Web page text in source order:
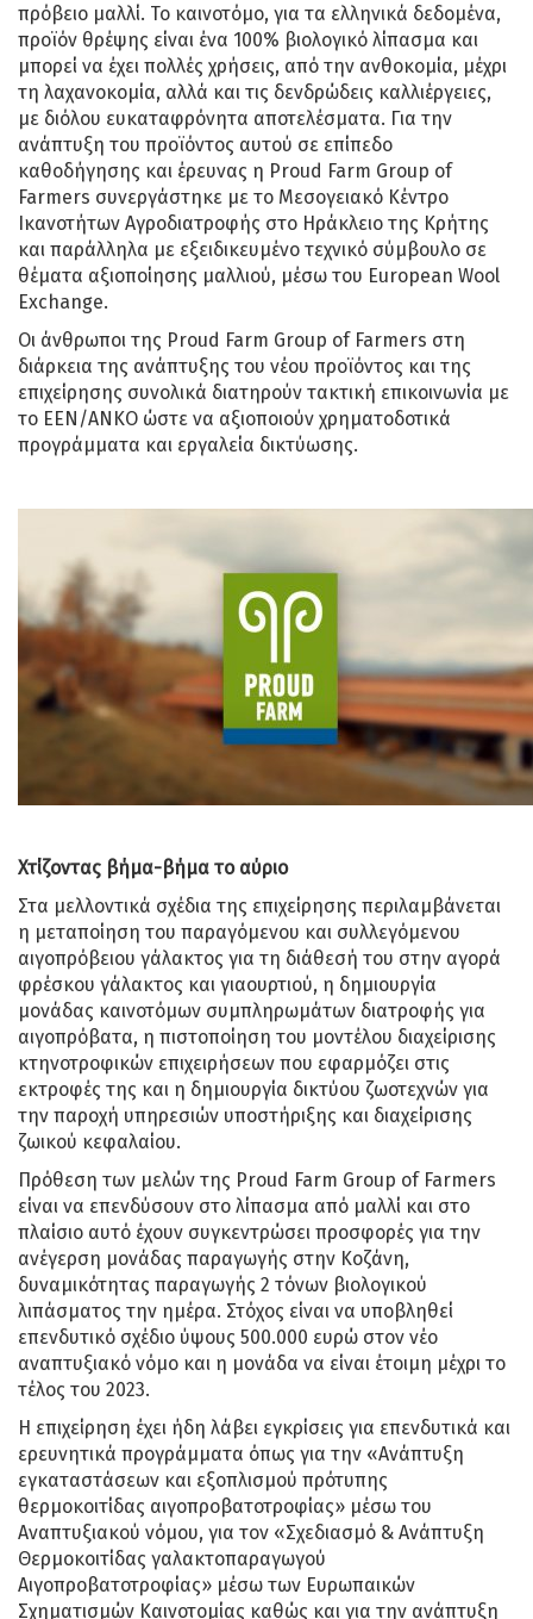
πρόβειο μαλλί. Το καινοτόµο, για τα ελληνικά δεδοµένα,
προϊόν θρέψης είναι ένα 100% βιολογικό λίπασµα και
µπορεί να έχει πολλές χρήσεις, από την ανθοκοµία, µέχρι
τη λαχανοκοµία, αλλά και τις δενδρώδεις καλλιέργειες,
µε διόλου ευκαταφρόνητα αποτελέσµατα. Για την
ανάπτυξη του προϊόντος αυτού σε επίπεδο
καθοδήγησης και έρευνας η Proud Farm Group of
Farmers συνεργάστηκε µε το Μεσογειακό Κέντρο
Ικανοτήτων Αγροδιατροφής στο Ηράκλειο της Κρήτης
και παράλληλα με εξειδικευμένο τεχνικό σύμβουλο σε
θέµατα αξιοποίησης μαλλιού, µέσω του European Wool
Exchange.
Οι άνθρωποι της Proud Farm Group of Farmers στη
διάρκεια της ανάπτυξης του νέου προϊόντος και της
επιχείρησης συνολικά διατηρούν τακτική επικοινωνία με
το ΕΕΝ/ΑΝΚΟ ώστε να αξιοποιούν χρηματοδοτικά
προγράμματα και εργαλεία δικτύωσης.
Χτίζοντας βήμα-βήμα το αύριο
Στα μελλοντικά σχέδια της επιχείρησης περιλαμβάνεται
η μεταποίηση του παραγόμενου και συλλεγόμενου
αιγοπρόβειου γάλακτος για τη διάθεσή του στην αγορά
φρέσκου γάλακτος και γιαουρτιού, η δημιουργία
μονάδας καινοτόμων συμπληρωμάτων διατροφής για
αιγοπρόβατα, η πιστοποίηση του μοντέλου διαχείρισης
κτηνοτροφικών επιχειρήσεων που εφαρμόζει στις
εκτροφές της και η δημιουργία δικτύου ζωοτεχνών για
την παροχή υπηρεσιών υποστήριξης και διαχείρισης
ζωικού κεφαλαίου.
Πρόθεση των µελών της Proud Farm Group of Farmers
είναι να επενδύσουν στο λίπασµα από µαλλί και στο
πλαίσιο αυτό έχουν συγκεντρώσει προσφορές για την
ανέγερση µονάδας παραγωγής στην Κοζάνη,
δυναµικότητας παραγωγής 2 τόνων βιολογικού
λιπάσµατος την ηµέρα. Στόχος είναι να υποβληθεί
επενδυτικό σχέδιο ύψους 500.000 ευρώ στον νέο
αναπτυξιακό νόμο και η μονάδα να είναι έτοιμη μέχρι το
τέλος του 2023.
Η επιχείρηση έχει ήδη λάβει εγκρίσεις για επενδυτικά και
ερευνητικά προγράμματα όπως για την «Ανάπτυξη
εγκαταστάσεων και εξοπλισμού πρότυπης
θερμοκοιτίδας αιγοπροβατοτροφίας» μέσω του
Αναπτυξιακού νόμου, για τον «Σχεδιασμό & Ανάπτυξη
Θερμοκοιτίδας γαλακτοπαραγωγού
Αιγοπροβατοτροφίας» μέσω των Ευρωπαικών
Σχηματισμών Καινοτομίας καθώς και για την ανάπτυξη